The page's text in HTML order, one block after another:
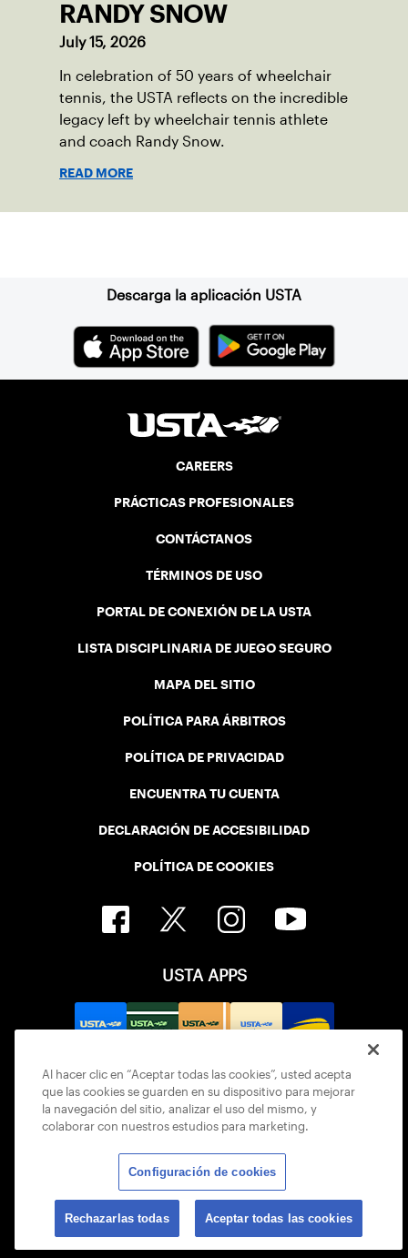
RANDY SNOW
July 15, 2026
In celebration of 50 years of wheelchair
tennis, the USTA reflects on the incredible
legacy left by wheelchair tennis athlete
and coach Randy Snow.
READ MORE
Descarga la aplicación USTA
CAREERS
PRÁCTICAS PROFESIONALES
CONTÁCTANOS
TÉRMINOS DE USO
PORTAL DE CONEXIÓN DE LA USTA
LISTA DISCIPLINARIA DE JUEGO SEGURO
MAPA DEL SITIO
POLÍTICA PARA ÁRBITROS
POLÍTICA DE PRIVACIDAD
ENCUENTRA TU CUENTA
DECLARACIÓN DE ACCESIBILIDAD
POLÍTICA DE COOKIES
USTA APPS
© 2026 USTA ALL RIGHTS RESERVED
Al hacer clic en “Aceptar todas las cookies”, usted acepta
que las cookies se guarden en su dispositivo para mejorar
la navegación del sitio, analizar el uso del mismo, y
colaborar con nuestros estudios para marketing.
Configuración de cookies
Rechazarlas todas Aceptar todas las cookies